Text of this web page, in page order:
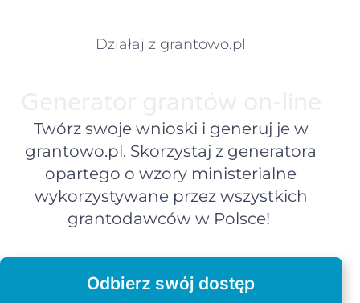
Działaj z grantowo.pl
Twórz swoje wnioski i generuj je w
grantowo.pl. Skorzystaj z generatora
opartego o wzory ministerialne
wykorzystywane przez wszystkich
grantodawców w Polsce!
Odbierz swój dostęp